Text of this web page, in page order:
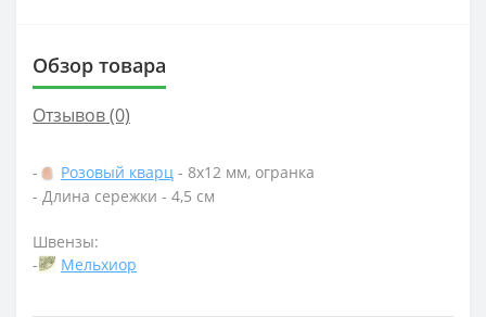
Обзор товара
Отзывов (0)
- Розовый кварц - 8х12 мм, огранка
- Длина сережки - 4,5 см
Швензы:
-
Мельхиор